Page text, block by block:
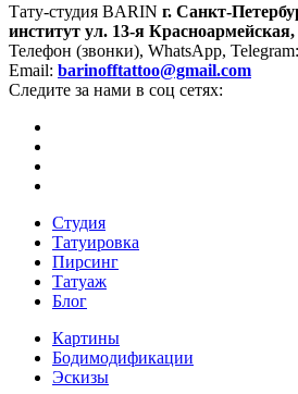
Тату-студия BARIN г. Санкт-
институт ул. 13-я Красноармейская,
Телефон (звонки), WhatsApp, Telegram:
Email: barinofftattoo@gmail.com
Следите за нами в соц сетях:
Студия
Татуировка
Пирсинг
Татуаж
Блог
Картины
Бодимодификации
Эскизы